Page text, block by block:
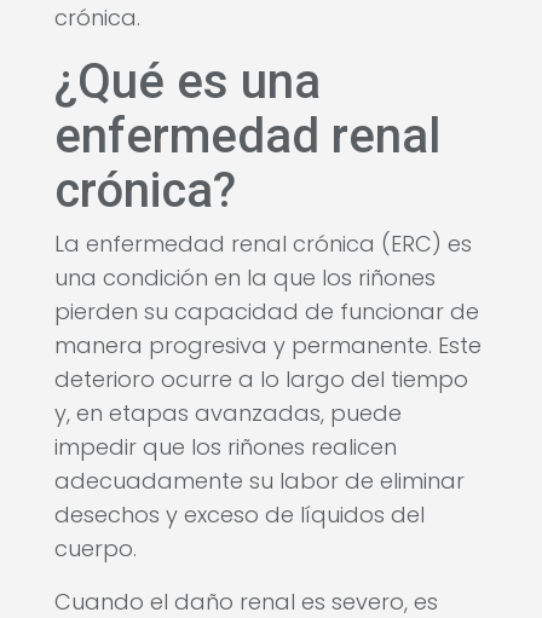
crónica.
¿Qué es una
enfermedad renal
crónica?
La enfermedad renal crónica (ERC) es
una condición en la que los riñones
pierden su capacidad de funcionar de
manera progresiva y permanente. Este
deterioro ocurre a lo largo del tiempo
y, en etapas avanzadas, puede
impedir que los riñones realicen
adecuadamente su labor de eliminar
desechos y exceso de líquidos del
cuerpo.
Cuando el daño renal es severo, es